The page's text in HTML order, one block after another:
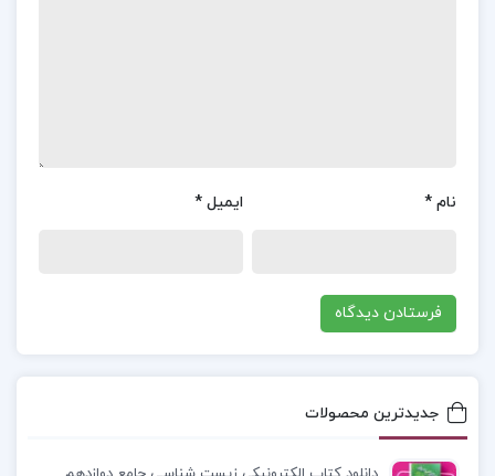
علمی و مؤثر در بهبود فرآیند یادگیری تأکید دارد.
سیف :کتاب روش‌های یادگیری و مطالعه اثر دکتر
مهارت‌های مطالعه و یادگیری است. این کتاب به
مخاطبان می‌آموزد که چگونه با استفاده از روش‌های
نام * ایمیل *
جدیدترین محصولات